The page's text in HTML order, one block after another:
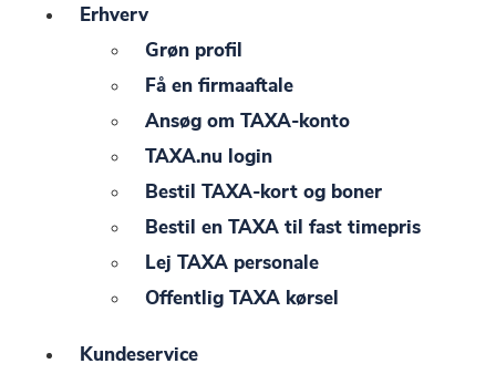
Erhverv
Grøn profil
Få en firmaaftale
Ansøg om TAXA-konto
TAXA.nu login
Bestil TAXA-kort og boner
Bestil en TAXA til fast timepris
Lej TAXA personale
Offentlig TAXA kørsel
Kundeservice